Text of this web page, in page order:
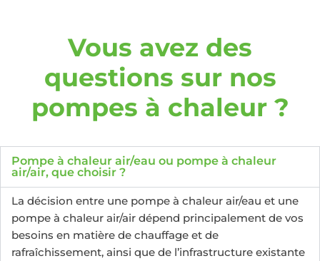
Vous avez des
questions sur nos
pompes à chaleur ?
Pompe à chaleur air/eau ou pompe à chaleur
air/air, que choisir ?
La décision entre une pompe à chaleur air/eau et une
pompe à chaleur air/air dépend principalement de vos
besoins en matière de chauffage et de
rafraîchissement, ainsi que de l’infrastructure existante